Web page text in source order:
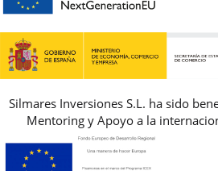
REBAJAS
Silmares Inversiones S.L. ha sido
Mentoring y Apoyo a la